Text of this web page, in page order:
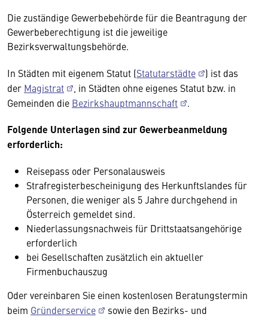
Die zuständige Gewerbebehörde für die Beantragung der
Gewerbeberechtigung ist die jeweilige
Bezirksverwaltungsbehörde.
In Städten mit eigenem Statut (Statutarstädte
) ist das
der Magistrat
, in Städten ohne eigenes Statut bzw. in
Gemeinden die Bezirkshauptmannschaft .
Folgende Unterlagen sind zur Gewerbeanmeldung
erforderlich:
Reisepass oder Personalausweis
Strafregisterbescheinigung des Herkunftslandes für
Personen, die weniger als 5 Jahre durchgehend in
Österreich gemeldet sind.
Niederlassungsnachweis für Drittstaatsangehörige
erforderlich
bei Gesellschaften zusätzlich ein aktueller
Firmenbuchauszug
Oder vereinbaren Sie einen kostenlosen Beratungstermin
beim Gründerservice
sowie den Bezirks- und